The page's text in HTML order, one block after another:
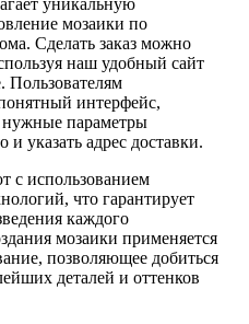
уникальную
мозаики по
Сделать заказ можно
наш удобный сайт
Пользователям
интерфейс,
нужные параметры
и указать адрес доставки.
с использованием
что гарантирует
каждого
мозаики применяется
позволяющее добиться
деталей и оттенков